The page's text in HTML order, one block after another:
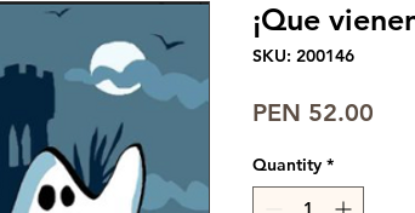
¡Que
SKU: 200146
PEN 52.00
Quantity *